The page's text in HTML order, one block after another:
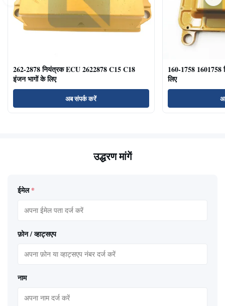
262-2878 नियंत्रक ECU 2622878 C15 C18
इंजन भागों के लिए
अब संपर्क करें
160-1758
लिए
उद्धरण मांगें
ईमेल *
फ़ोन / व्हाट्सएप
नाम